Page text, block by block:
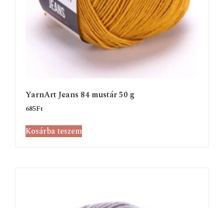
YarnArt Jeans 84 mustár 50 g
685Ft
Kosárba teszem